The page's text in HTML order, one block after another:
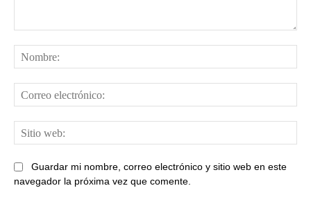
Guardar mi nombre, correo electrónico y sitio web en este
navegador la próxima vez que comente.